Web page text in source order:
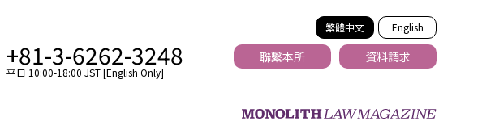
繁體中文 English
+81-3-6262-3248
平日 10:00-18:00 JST [English Only]
聯繫本所 資料請求